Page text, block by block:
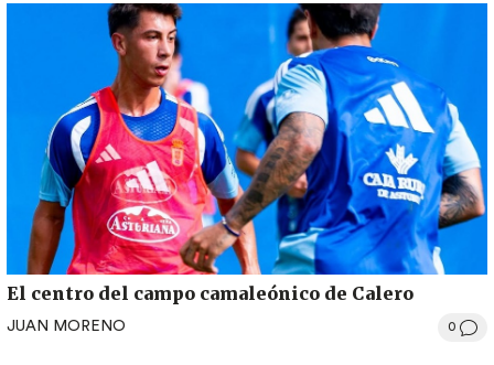
El centro del campo camaleónico de Calero
JUAN MORENO 0